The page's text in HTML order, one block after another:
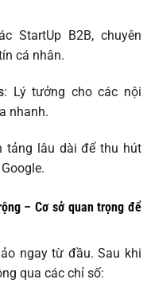
StartUp B2B, chuyên
cá nhân.
: Lý tưởng cho các nội
nhanh.
tảng lâu dài để thu hút
– Cơ sở quan trọng để
ngay từ đầu. Sau khi
qua các chỉ số: